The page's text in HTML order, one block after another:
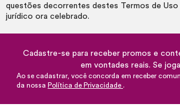
questões decorrentes destes Termos de
jurídico ora celebrado.
Cadastre-se para receber promos e
em vontades reais. Se
Ao se cadastrar, você concorda em receber
da nossa Política de Privacidade .